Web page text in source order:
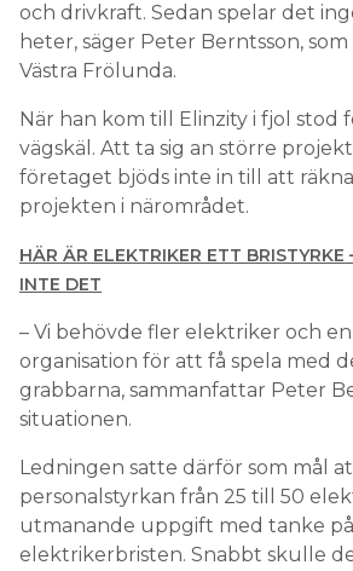
och drivkraft. Sedan spelar det
heter, säger Peter Berntsson, som
Västra Frölunda.
När han kom till Elinzity i fjol
vägskäl. Att ta sig an större
företaget bjöds inte in till att
projekten i närområdet.
HÄR ÄR ELEKTRIKER ETT BRISTYRKE
INTE DET
– Vi behövde fler elektriker och
organisation för att få spela med
grabbarna, sammanfattar Peter
situationen.
Ledningen satte därför som mål
personalstyrkan från 25 till 50
utmanande uppgift med tanke på
elektrikerbristen. Snabbt skulle